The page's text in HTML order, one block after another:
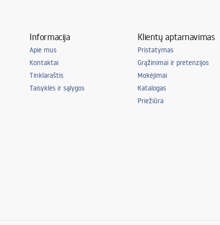
Informacija
Apie mus
Kontaktai
Tinklaraštis
Taisyklės ir sąlygos
Klientų aptarnavimas
Pristatymas
Grąžinimai ir pretenzijos
Mokėjimai
Katalogas
Priežiūra